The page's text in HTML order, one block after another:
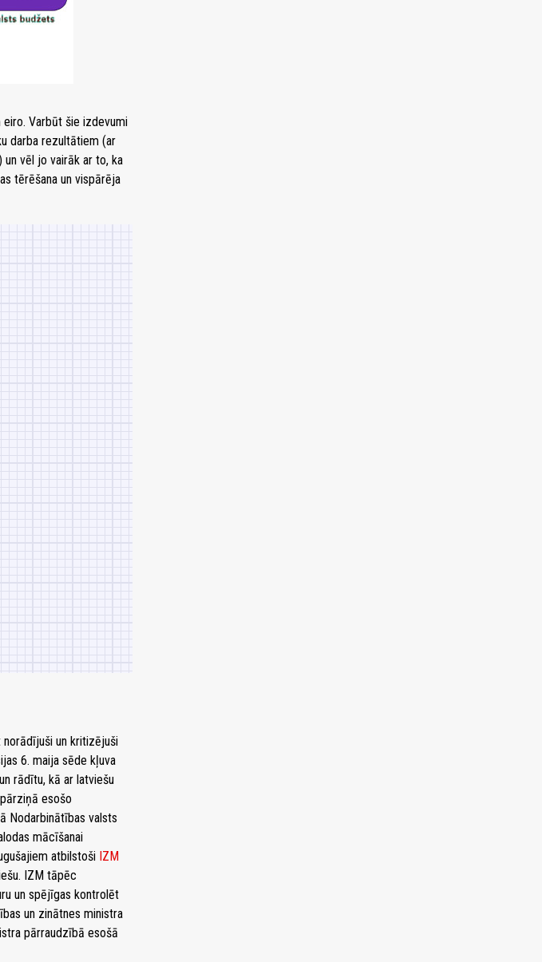
Varbūt šie izdevumi
darba rezultātiem (ar
vēl jo vairāk ar to, ka
tērēšana un vispārēja
un kritizējuši
6. maija sēde kļuva
rādītu, kā ar latviešu
esošo
Nodarbinātības valsts
mācīšanai
atbilstoši IZM
IZM tāpēc
un spējīgas kontrolēt
un zinātnes ministra
pārraudzībā esošā